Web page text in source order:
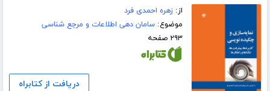
از:زهره احمدی فرد
موضوع:سامان دهی اطلاعات و مرجع شناسی
۲۹۳ صفحه
دریافت از کتابراه